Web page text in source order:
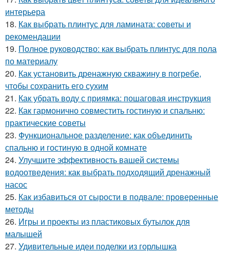
интерьера
18. Как выбрать плинтус для ламината: советы и
рекомендации
19. Полное руководство: как выбрать плинтус для пола
по материалу
20. Как установить дренажную скважину в погребе,
чтобы сохранить его сухим
21. Как убрать воду с приямка: пошаговая инструкция
22. Как гармонично совместить гостиную и спальню:
практические советы
23. Функциональное разделение: как объединить
спальню и гостиную в одной комнате
24. Улучшите эффективность вашей системы
водоотведения: как выбрать подходящий дренажный
насос
25. Как избавиться от сырости в подвале: проверенные
методы
26. Игры и проекты из пластиковых бутылок для
малышей
27. Удивительные идеи поделки из горлышка